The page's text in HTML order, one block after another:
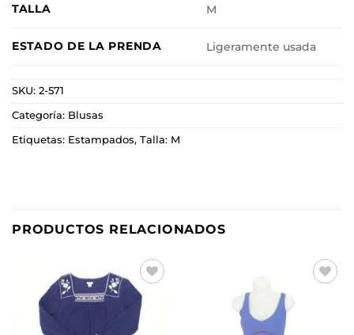
TALLA M
ESTADO DE LA PRENDA Ligeramente usada
SKU: 2-571
Categoría: Blusas
Etiquetas: Estampados, Talla: M
PRODUCTOS RELACIONADOS
Añadir
a la
lista de
deseos